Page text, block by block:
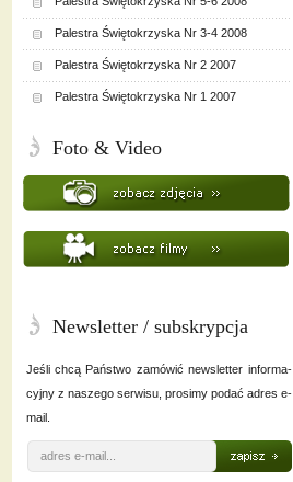
Palestra Świętokrzyska Nr 3-4 2008
Palestra Świętokrzyska Nr 2 2007
Palestra Świętokrzyska Nr 1 2007
Foto & Video
Newsletter / subskrypcja
Jeśli chcą Państwo zamówić newsletter informa-
cyjny z naszego serwisu, prosimy podać adres e-
mail.